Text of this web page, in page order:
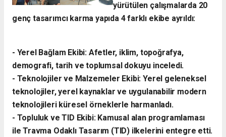
yürütülen çalışmalarda 20
genç tasarımcı karma yapıda 4 farklı ekibe ayrıldı:
- ​Yerel Bağlam Ekibi: Afetler, iklim, topoğrafya,
demografi, tarih ve toplumsal dokuyu inceledi.
- ​Teknolojiler ve Malzemeler Ekibi: Yerel geleneksel
teknolojiler, yerel kaynaklar ve uygulanabilir modern
teknolojileri küresel örneklerle harmanladı.
​- Topluluk ve TID Ekibi: Kamusal alan programlaması
ile Travma Odaklı Tasarım (TID) ilkelerini entegre etti.